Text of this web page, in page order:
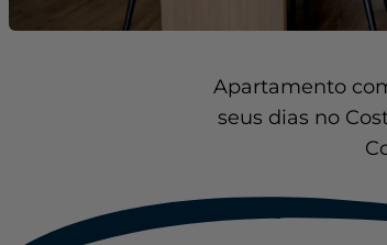
Apartamento
seus dias no